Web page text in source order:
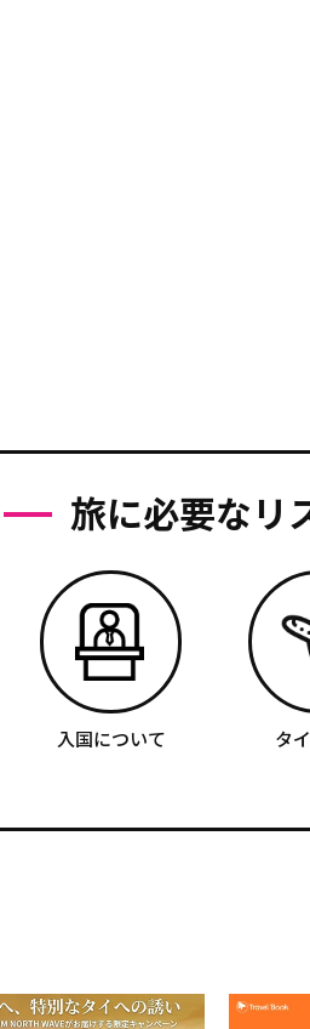
旅に必要なリ
入国について タ